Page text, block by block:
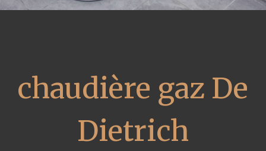
chaudière gaz De
Dietrich